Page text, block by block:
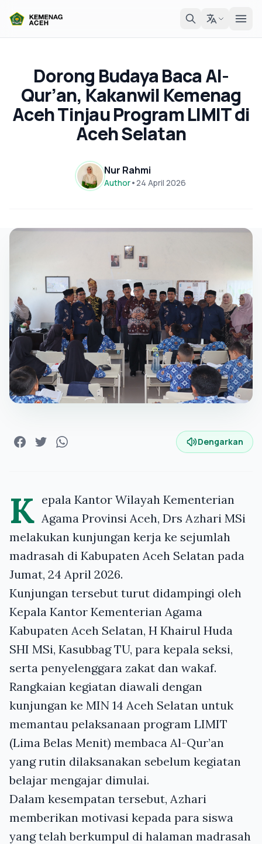
Dorong Budaya Baca Al-
Qur’an, Kakanwil Kemenag
Aceh Tinjau Program LIMIT di
Aceh Selatan
Nur Rahmi
Author•24 April 2026
Dengarkan
K epala Kantor Wilayah Kementerian
Agama Provinsi Aceh, Drs Azhari MSi
melakukan kunjungan kerja ke sejumlah
madrasah di Kabupaten Aceh Selatan pada
Jumat, 24 April 2026.
Kunjungan tersebut turut didampingi oleh
Kepala Kantor Kementerian Agama
Kabupaten Aceh Selatan, H Khairul Huda
SHI MSi, Kasubbag TU, para kepala seksi,
serta penyelenggara zakat dan wakaf.
Rangkaian kegiatan diawali dengan
kunjungan ke MIN 14 Aceh Selatan untuk
memantau pelaksanaan program LIMIT
(Lima Belas Menit) membaca Al-Qur’an
yang rutin dilaksanakan sebelum kegiatan
belajar mengajar dimulai.
Dalam kesempatan tersebut, Azhari
memberikan motivasi kepada para siswa
yang telah berkumpul di halaman madrasah